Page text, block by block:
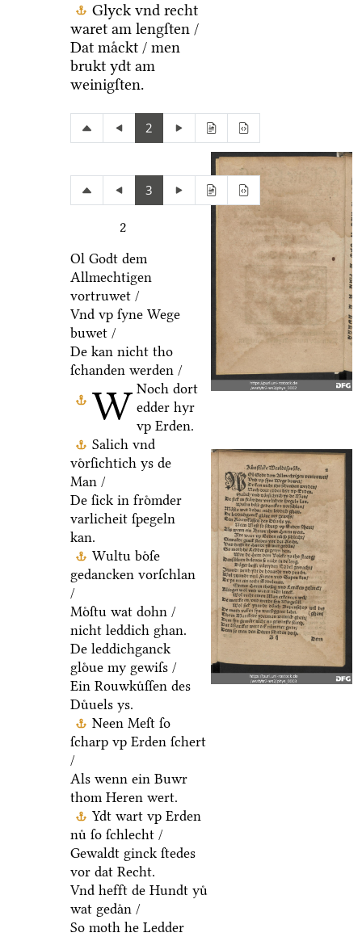
Glyck vnd recht
waret am lengſten /
Dat maͤckt / men
brukt ydt am
weinigſten.
2
3
2
W
Ol Godt dem
Allmechtigen
vortruwet /
Vnd vp ſyne Wege
buwet /
De kan nicht tho
ſchanden werden /
Noch dort
edder hyr
vp Erden.
Salich vnd
voͤrſichtich ys de
Man /
De ſick in froͤmder
varlicheit ſpegeln
kan.
Wultu boͤſe
gedancken vorſchlan
/
Moͤſtu wat dohn /
nicht leddich ghan.
De leddichganck
gloͤue my gewiſs /
Ein Rouwkuͤſſen des
Duͤuels ys.
Neen Meſt ſo
ſcharp vp Erden ſchert
/
Als wenn ein Buwr
thom Heren wert.
Ydt wart vp Erden
nuͤ ſo ſchlecht /
Gewaldt ginck ſtedes
vor dat Recht.
Vnd hefft de Hundt yuͤ
wat gedaͤn /
So moth he Ledder